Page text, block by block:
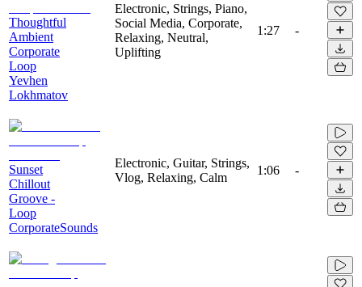
Thoughtful
Ambient
Corporate
Loop
Yevhen
Lokhmatov
Electronic, Strings, Piano,
Social Media, Corporate,
Relaxing, Neutral,
Uplifting
1:27 -
Sunset
Chillout
Groove -
Loop
CorporateSounds
Electronic, Guitar, Strings,
Vlog, Relaxing, Calm
1:06 -